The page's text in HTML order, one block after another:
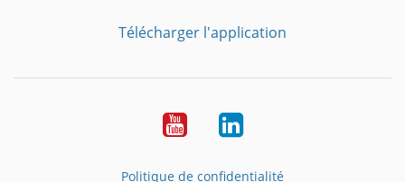
Télécharger l'application
YouTubeLinkedIn
Politique de confidentialité